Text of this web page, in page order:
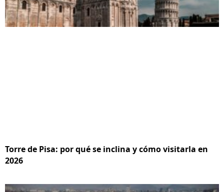
Torre de Pisa: por qué se inclina y cómo visitarla en
2026